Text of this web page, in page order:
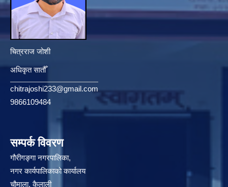
चित्रराज जोशी
अधिकृत सातौँ
chitrajoshi233@gmail.com
9866109484
सम्पर्क विवरण
गौरीगङ्गा नगरपालिका,
नगर कार्यपालिकाको कार्यालय
चौमाला, कैलाली